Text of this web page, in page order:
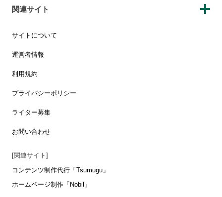
関連サイト
サイトについて
運営者情報
利用規約
プライバシーポリシー
ライター募集
お問い合わせ
[関連サイト]
コンテンツ制作代行「Tsumugu」
ホームページ制作「Nobil」